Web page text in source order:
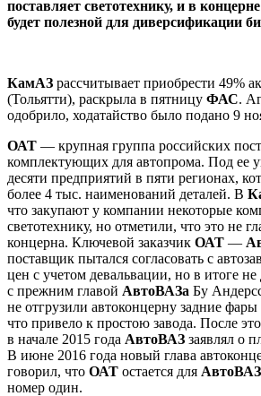
поставляет светотехнику, и в
будет полезной для диверсификации
КамАЗ рассчитывает приобрести 49%
(Тольятти), раскрыла в пятницу ФАС.
одобрило, ходатайство было подано 9
ОАТ — крупная группа российских
комплектующих для автопрома. Под ее
десяти предприятий в пяти регионах,
более 4 тыс. наименований деталей. В
что закупают у компании некоторые
светотехнику, но отметили, что это не
концерна. Ключевой заказчик ОАТ —
поставщик пытался согласовать с
цен с учетом девальвации, но в итоге не
с прежним главой АвтоВАЗа Бу
не отгрузили автоконцерну задние фары
что привело к простою завода. После
в начале 2015 года АвтоВАЗ заявлял о
В июне 2016 года новый глава
говорил, что ОАТ остается для
номер один.